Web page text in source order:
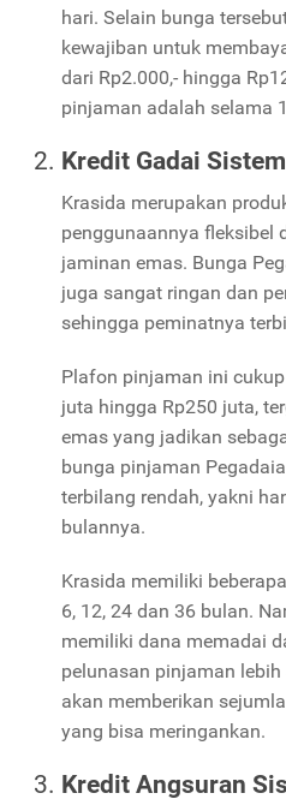
hari. Selain bunga
kewajiban untuk
dari Rp2.000,- hingga
pinjaman adalah selama
Kredit Gadai
Krasida merupakan
penggunaannya fleksibel
jaminan emas. Bunga
juga sangat ringan dan
sehingga peminatnya
Plafon pinjaman ini
juta hingga Rp250 juta,
emas yang jadikan
bunga pinjaman
terbilang rendah, yakni
bulannya.
Krasida memiliki
6, 12, 24 dan 36 bulan.
memiliki dana memadai
pelunasan pinjaman
akan memberikan
yang bisa meringankan.
Kredit Angsuran